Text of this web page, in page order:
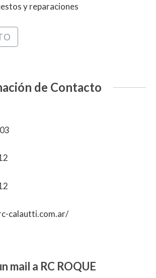
y reparaciones
de Contacto
calautti.com.ar/
mail a RC ROQUE